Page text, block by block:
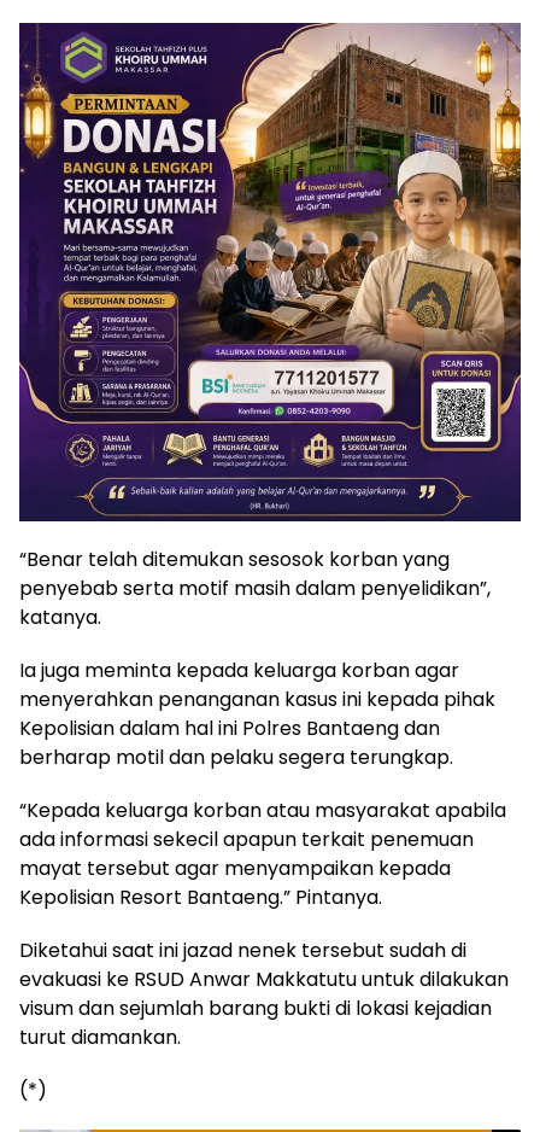
“Benar telah ditemukan sesosok korban yang
penyebab serta motif masih dalam penyelidikan”,
katanya.
Ia juga meminta kepada keluarga korban agar
menyerahkan penanganan kasus ini kepada pihak
Kepolisian dalam hal ini Polres Bantaeng dan
berharap motil dan pelaku segera terungkap.
“Kepada keluarga korban atau masyarakat apabila
ada informasi sekecil apapun terkait penemuan
mayat tersebut agar menyampaikan kepada
Kepolisian Resort Bantaeng.” Pintanya.
Diketahui saat ini jazad nenek tersebut sudah di
evakuasi ke RSUD Anwar Makkatutu untuk dilakukan
visum dan sejumlah barang bukti di lokasi kejadian
turut diamankan.
(*)